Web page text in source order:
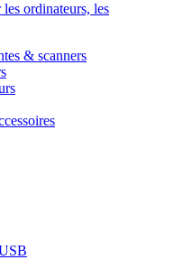
ordinateurs, les
& scanners